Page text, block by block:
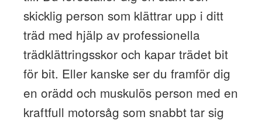
skicklig person som klättrar upp i ditt
träd med hjälp av professionella
trädklättringsskor och kapar trädet bit
för bit. Eller kanske ser du framför dig
en orädd och muskulös person med en
kraftfull motorsåg som snabbt tar sig